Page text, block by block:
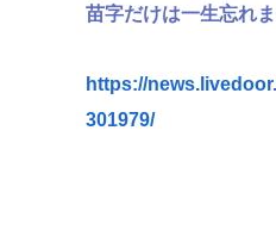
苗字だけは一生忘れ
https://
301979/